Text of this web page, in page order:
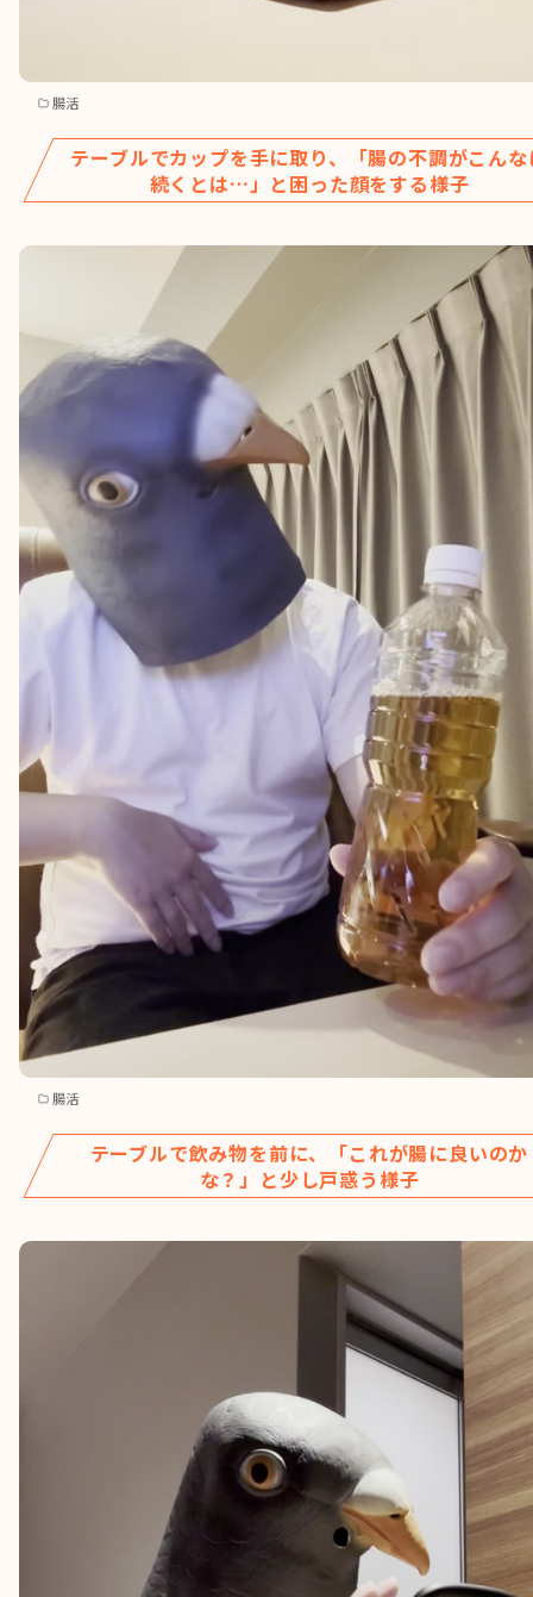
腸活
テーブルでカップを手に取り、「腸の不調がこん
続くとは…」と困った顔をする様子
腸活
テーブルで飲み物を前に、「これが腸に良いのか
な？」と少し戸惑う様子